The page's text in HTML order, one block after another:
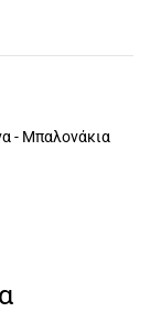
- Μπαλονάκια